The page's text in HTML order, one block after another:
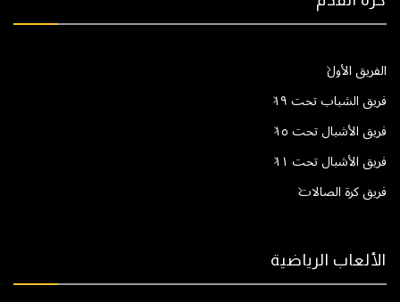
الفريق الأول
فريق الشباب تحت ١٩
فريق الأشبال تحت ١٥
فريق الأشبال تحت ١١
فريق كرة الصالات
الألعاب الرياضية